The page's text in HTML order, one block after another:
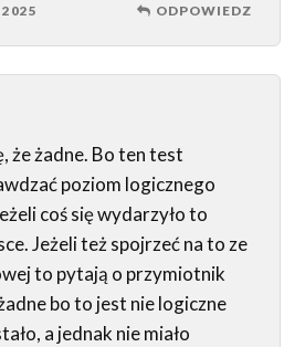
ODPOWIEDZ
że żadne. Bo ten test
poziom logicznego
coś się wydarzyło to
Jeżeli też spojrzeć na to ze
to pytają o przymiotnik
bo to jest nie logiczne
a jednak nie miało